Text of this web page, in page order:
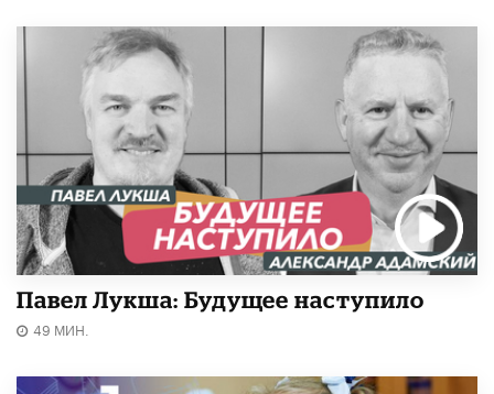
Павел Лукша: Будущее наступило
49 МИН.